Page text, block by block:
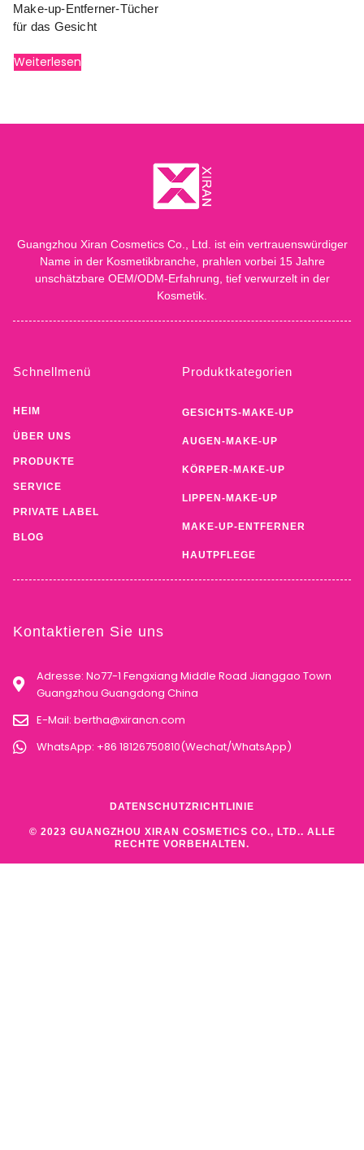
Make-up-Entferner-Tücher
für das Gesicht
Weiterlesen
Guangzhou Xiran Cosmetics Co., Ltd. ist ein vertrauenswürdiger
Name in der Kosmetikbranche, prahlen vorbei 15 Jahre
unschätzbare OEM/ODM-Erfahrung, tief verwurzelt in der
Kosmetik.
Schnellmenü
HEIM
ÜBER UNS
PRODUKTE
SERVICE
PRIVATE LABEL
BLOG
Produktkategorien
GESICHTS-MAKE-UP
AUGEN-MAKE-UP
KÖRPER-MAKE-UP
LIPPEN-MAKE-UP
MAKE-UP-ENTFERNER
HAUTPFLEGE
Kontaktieren Sie uns
Adresse: No77-1 Fengxiang Middle Road Jianggao Town
Guangzhou Guangdong China
E-Mail: bertha@xirancn.com
WhatsApp: +86 18126750810(Wechat/WhatsApp)
© 2023 GUANGZHOU XIRAN COSMETICS CO., LTD.. ALLE
RECHTE VORBEHALTEN.
DATENSCHUTZRICHTLINIE